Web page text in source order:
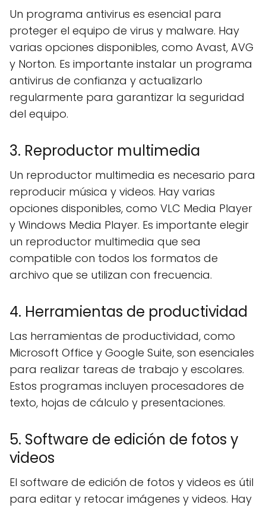
Un programa antivirus es esencial para
proteger el equipo de virus y malware. Hay
varias opciones disponibles, como Avast, AVG
y Norton. Es importante instalar un programa
antivirus de confianza y actualizarlo
regularmente para garantizar la seguridad
del equipo.
3. Reproductor multimedia
Un reproductor multimedia es necesario para
reproducir música y videos. Hay varias
opciones disponibles, como VLC Media Player
y Windows Media Player. Es importante elegir
un reproductor multimedia que sea
compatible con todos los formatos de
archivo que se utilizan con frecuencia.
4. Herramientas de productividad
Las herramientas de productividad, como
Microsoft Office y Google Suite, son esenciales
para realizar tareas de trabajo y escolares.
Estos programas incluyen procesadores de
texto, hojas de cálculo y presentaciones.
5. Software de edición de fotos y
videos
El software de edición de fotos y videos es útil
para editar y retocar imágenes y videos. Hay